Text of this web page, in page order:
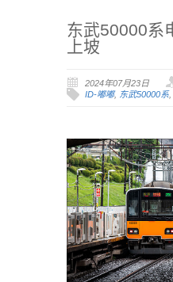
东武50000系
上坡
2024年07月23日
ID-嘟嘟, 东武50000系,